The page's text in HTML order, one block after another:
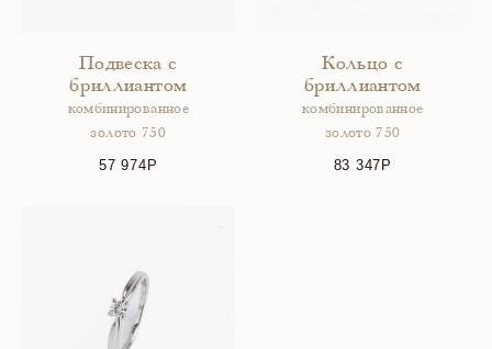
Подвеска с
бриллиантом
комбинированное
золото 750
57 974
Кольцо с
бриллиантом
комбинированное
золото 750
83 347